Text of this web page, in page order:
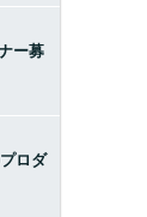
ー募
ロダ